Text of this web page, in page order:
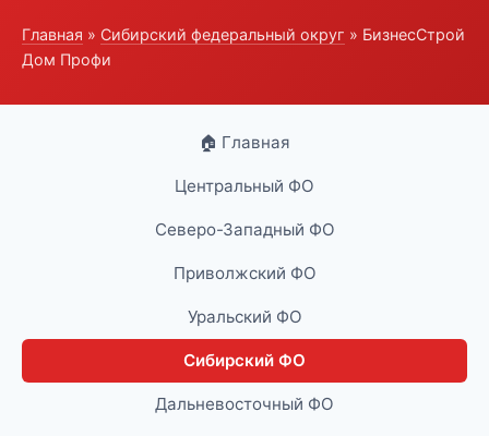
Главная » Сибирский федеральный округ » БизнесСтрой
Дом Профи
🏠 Главная
Центральный ФО
Северо-Западный ФО
Приволжский ФО
Уральский ФО
Сибирский ФО
Дальневосточный ФО